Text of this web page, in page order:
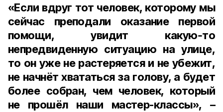
«Если вдруг тот человек, которому мы
сейчас преподали оказание первой
помощи, увидит какую‑то
непредвиденную ситуацию на улице,
то он уже не растеряется и не убежит,
не начнёт хвататься за голову, а будет
более собран, чем человек, который
не прошёл наши мастер-классы», –